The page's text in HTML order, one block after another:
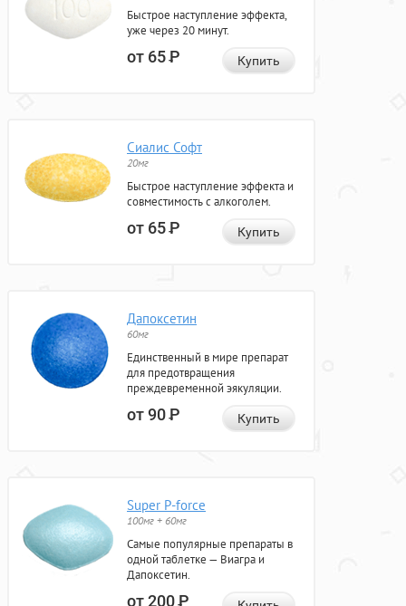
Быстрое наступление эффекта,
уже через 20 минут.
от 65Р Купить
Сиалис Софт
20мг
Быстрое наступление эффекта и
совместимость с алкоголем.
от 65Р Купить
Дапоксетин
60мг
Единственный в мире препарат
для предотвращения
преждевременной эякуляции.
от 90Р Купить
Super P-force
100мг + 60мг
Самые популярные препараты в
одной таблетке — Виагра и
Дапоксетин.
от 200Р